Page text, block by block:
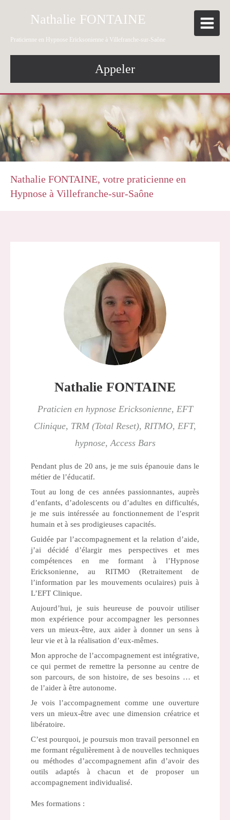
Nathalie FONTAINE
Praticienne en Hypnose Ericksonienne à Villefranche-sur-Saône
Appeler
Nathalie FONTAINE, votre praticienne en
Hypnose à Villefranche-sur-Saône
Nathalie FONTAINE
Praticien en hypnose Ericksonienne, EFT
Clinique, TRM (Total Reset), RITMO, EFT,
hypnose, Access Bars
Pendant plus de 20 ans, je me suis épanouie dans le
métier de l’éducatif.
Tout au long de ces années passionnantes, auprès
d’enfants, d’adolescents ou d’adultes en difficultés,
je me suis intéressée au fonctionnement de l’esprit
humain et à ses prodigieuses capacités.
Guidée par l’accompagnement et la relation d’aide,
j’ai décidé d’élargir mes perspectives et mes
compétences en me formant à l’Hypnose
Ericksonienne, au RITMO (Retraitement de
l’information par les mouvements oculaires) puis à
L’EFT Clinique.
Aujourd’hui, je suis heureuse de pouvoir utiliser
mon expérience pour accompagner les personnes
vers un mieux-être, aux aider à donner un sens à
leur vie et à la réalisation d’eux-mêmes.
Mon approche de l’accompagnement est intégrative,
ce qui permet de remettre la personne au centre de
son parcours, de son histoire, de ses besoins … et
de l’aider à être autonome.
Je vois l’accompagnement comme une ouverture
vers un mieux-être avec une dimension créatrice et
libératoire.
C’est pourquoi, je poursuis mon travail personnel en
me formant régulièrement à de nouvelles techniques
ou méthodes d’accompagnement afin d’avoir des
outils adaptés à chacun et de proposer un
accompagnement individualisé.
Mes formations :